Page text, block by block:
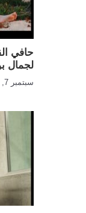
حافي
لجمال
سبتمبر 7, 2025